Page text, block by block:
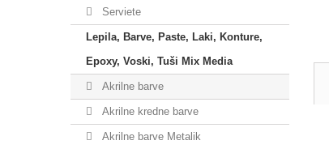
Serviete
Lepila, Barve, Paste, Laki, Konture,
Epoxy, Voski, Tuši Mix Media
Akrilne barve
Akrilne kredne barve
Akrilne barve Metalik